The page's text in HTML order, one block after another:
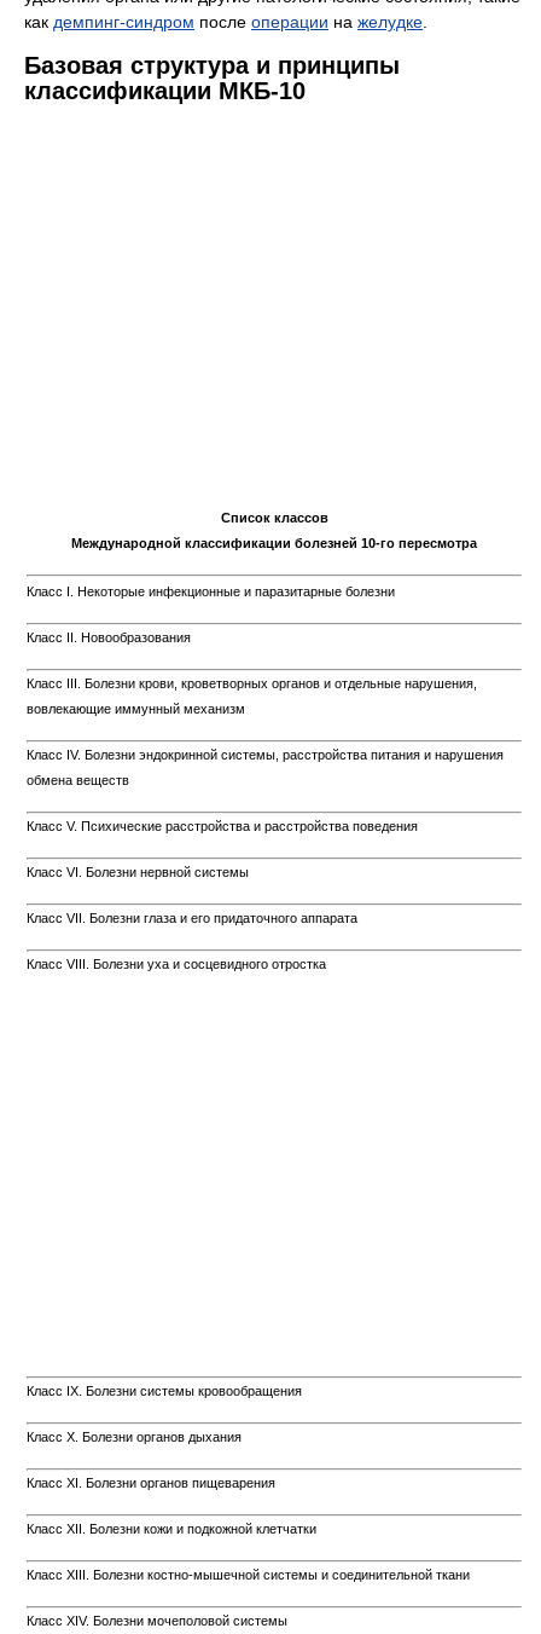
как демпинг-синдром после операции на желудке
Базовая структура и принципы
классификации МКБ-10
Список классов
Международной классификации болезней 10-го пересмотра
Класс I. Некоторые инфекционные и паразитарные болезни
Класс II. Новообразования
Класс III. Болезни крови, кроветворных органов и отдельные нарушения,
вовлекающие иммунный механизм
Класс IV. Болезни эндокринной системы, расстройства питания и нарушения
обмена веществ
Класс V. Психические расстройства и расстройства поведения
Класс VI. Болезни нервной системы
Класс VII. Болезни глаза и его придаточного аппарата
Класс VIII. Болезни уха и сосцевидного отростка
Класс IX. Болезни системы кровообращения
Класс X. Болезни органов дыхания
Класс XI. Болезни органов пищеварения
Класс XII. Болезни кожи и подкожной клетчатки
Класс XIII. Болезни костно-мышечной системы и соединительной ткани
Класс XIV. Болезни мочеполовой системы